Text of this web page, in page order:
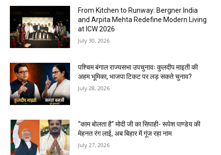
From Kitchen to Runway: Bergner India
and Arpita Mehta Redefine Modern Living
at ICW 2026
July 30, 2026
पश्चिम बंगाल राज्यसभा उपचुनावः कुलदीप माइती की
अहम भूमिका, भाजपा टिकट पर लड़ सकते चुनाव?
July 28, 2026
“काम बोलता है” मोदी जी का सिपाही- रूपेश पाण्डेय की
मेहनत रंग लाई, अब बिहार में गूंज रहा नाम
July 27, 2026